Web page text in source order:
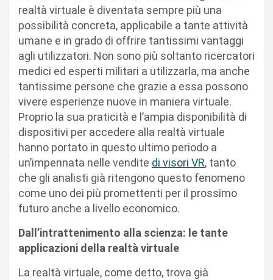
realtà virtuale è diventata sempre più una
possibilità concreta, applicabile a tante attività
umane e in grado di offrire tantissimi vantaggi
agli utilizzatori. Non sono più soltanto ricercatori
medici ed esperti militari a utilizzarla, ma anche
tantissime persone che grazie a essa possono
vivere esperienze nuove in maniera virtuale.
Proprio la sua praticità e l’ampia disponibilità di
dispositivi per accedere alla realtà virtuale
hanno portato in questo ultimo periodo a
un’impennata nelle vendite di visori VR, tanto
che gli analisti già ritengono questo fenomeno
come uno dei più promettenti per il prossimo
futuro anche a livello economico.
Dall’intrattenimento alla scienza: le tante
applicazioni della realtà virtuale
La realtà virtuale, come detto, trova già